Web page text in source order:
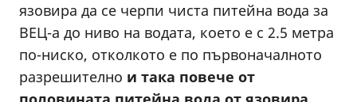
язовира да се черпи чиста питейна вода за
ВЕЦ-а до ниво на водата, което е с 2.5 метра
по-ниско, отколкото е по първоначалното
разрешително и така повече от